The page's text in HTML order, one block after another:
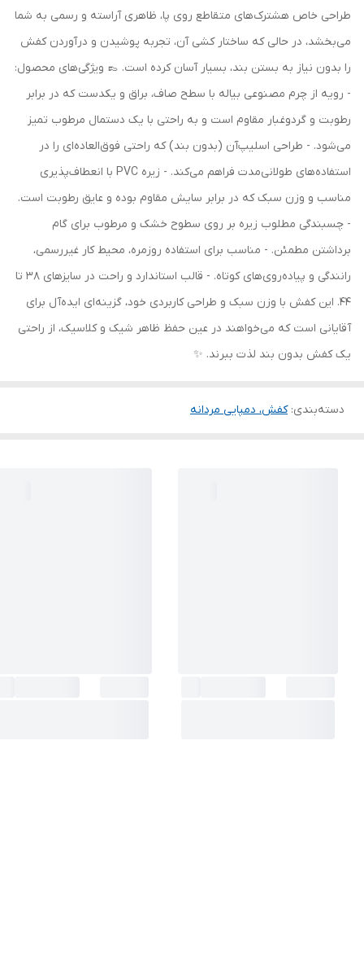
طراحی خاص هشترک‌های متقاطع روی پا، ظاهری آراسته و رسمی به شما
می‌بخشد، در حالی که ساختار کشی آن، تجربه پوشیدن و درآوردن کفش
را بدون نیاز به بستن بند، بسیار آسان کرده است. 👞 ویژگی‌های محصول:
- رویه از چرم مصنوعی بیاله با سطح صاف، براق و یکدست که در برابر
رطوبت و گردوغبار مقاوم است و به راحتی با یک دستمال مرطوب تمیز
می‌شود. - طراحی اسلیپ‌آن (بدون بند) که راحتی فوق‌العاده‌ای را در
استفاده‌های طولانی‌مدت فراهم می‌کند. - زیره PVC با انعطاف‌پذیری
مناسب و وزن سبک که در برابر سایش مقاوم بوده و عایق رطوبت است.
- چسبندگی مطلوب زیره بر روی سطوح خشک و مرطوب برای گام
برداشتن مطمئن. - مناسب برای استفاده روزمره، محیط کار غیررسمی،
رانندگی و پیاده‌روی‌های کوتاه. - قالب استاندارد و راحت در سایزهای 38 تا
44. این کفش با وزن سبک و طراحی کاربردی خود، گزینه‌ای ایده‌آل برای
آقایانی است که می‌خواهند در عین حفظ ظاهر شیک و کلاسیک، از راحتی
یک کفش بدون بند لذت ببرند. ✨
دسته‌بندی:کفش، دمپایی مردانه